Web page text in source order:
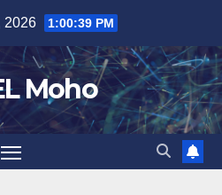
2026 1:00:40 PM
Moho